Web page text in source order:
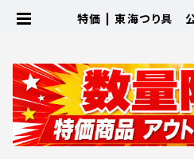
特価 | 東海つり具 公